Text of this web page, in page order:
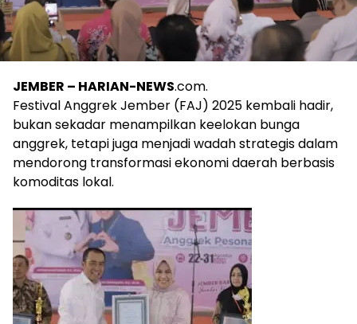
JEMBER – HARIAN-NEWS.com.
Festival Anggrek Jember (FAJ) 2025 kembali hadir,
bukan sekadar menampilkan keelokan bunga
anggrek, tetapi juga menjadi wadah strategis dalam
mendorong transformasi ekonomi daerah berbasis
komoditas lokal.